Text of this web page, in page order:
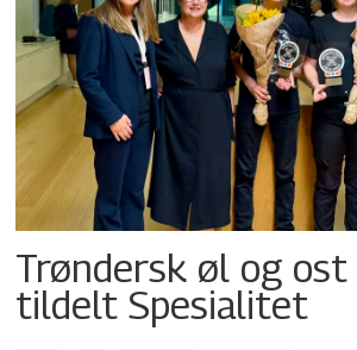
Trøndersk øl og
tildelt Spesialitet